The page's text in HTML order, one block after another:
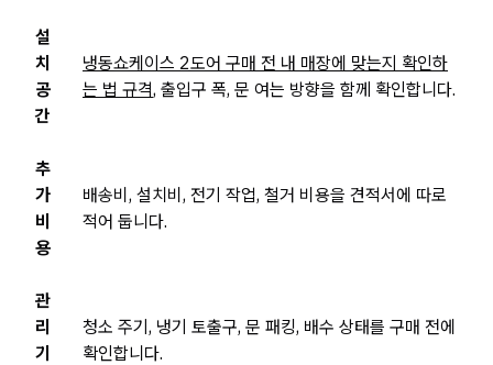
설
치
공
간
냉동쇼케이스 2도어 구매 전 내 매장에 맞는지 확인하
는 법 규격, 출입구 폭, 문 여는 방향을 함께 확인합니다.
추
가
비
용
배송비, 설치비, 전기 작업, 철거 비용을 견적서에 따로
적어 둡니다.
관
리
기
청소 주기, 냉기 토출구, 문 패킹, 배수 상태를 구매 전에
확인합니다.